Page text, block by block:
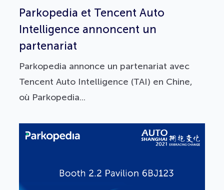
Parkopedia et Tencent Auto
Intelligence annoncent un
partenariat
Parkopedia annonce un partenariat avec
Tencent Auto Intelligence (TAI) en Chine,
où Parkopedia...